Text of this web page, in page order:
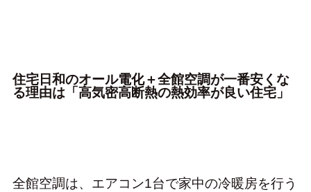
住宅日和のオール電化＋全館空調が一番安くな
る理由は「高気密高断熱の熱効率が良い住宅」
全館空調は、エアコン1台で家中の冷暖房を行う